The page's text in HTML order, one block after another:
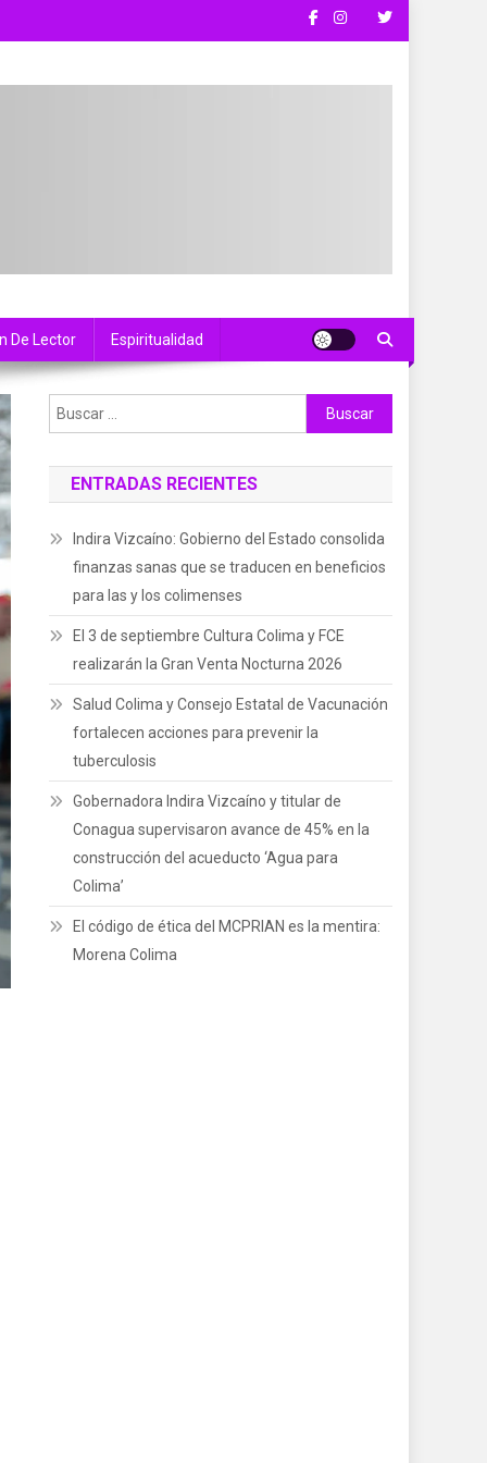
De Lector Espiritualidad
Buscar:
ENTRADAS RECIENTES
Indira Vizcaíno: Gobierno del Estado consolida
finanzas sanas que se traducen en beneficios
para las y los colimenses
El 3 de septiembre Cultura Colima y FCE
realizarán la Gran Venta Nocturna 2026
Salud Colima y Consejo Estatal de Vacunación
fortalecen acciones para prevenir la
tuberculosis
Gobernadora Indira Vizcaíno y titular de
Conagua supervisaron avance de 45% en la
construcción del acueducto ‘Agua para
Colima’
El código de ética del MCPRIAN es la mentira:
Morena Colima